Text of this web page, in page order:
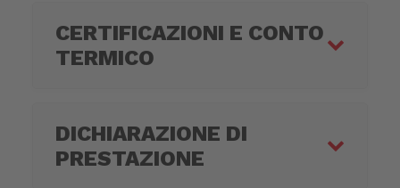
CERTIFICAZIONI E CONTO
TERMICO
DICHIARAZIONE DI
PRESTAZIONE